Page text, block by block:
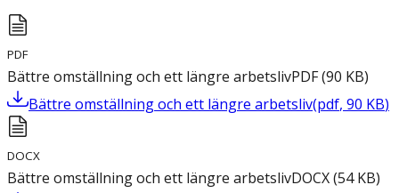
PDF
Bättre omställning och ett längre arbetslivPDF(90 KB)
Bättre omställning och ett längre arbetsliv(pdf, 90 KB)
DOCX
Bättre omställning och ett längre arbetslivDOCX(54 KB)